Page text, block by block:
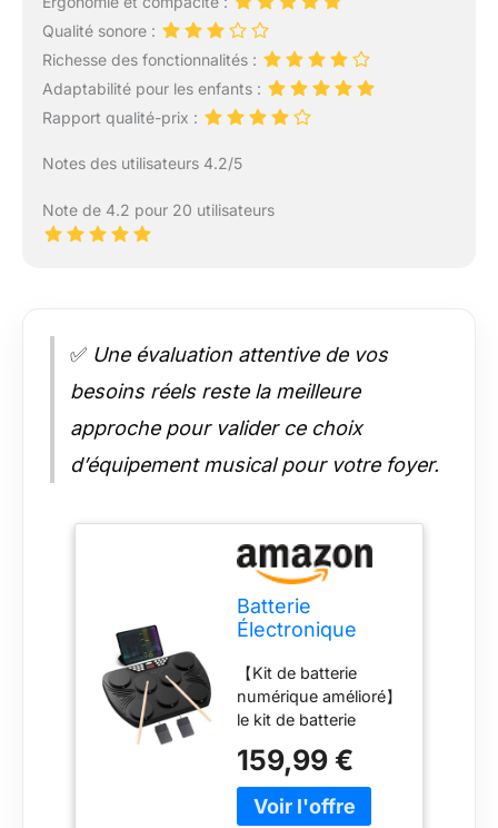
Qualité sonore :
Richesse des fonctionnalités :
Adaptabilité pour les enfants :
Rapport qualité-prix :
Notes des utilisateurs 4.2/5
Note de 4.2 pour 20 utilisateurs
✅ Une évaluation attentive de vos
besoins réels reste la meilleure
approche pour valider ce choix
d’équipement musical pour votre foyer.
Batterie
Électronique
Compact Kit 7
portable Drum
Set à 7
Coussinets avec
Panneau
Numérique
Haut-Parleurs
【Kit de batterie
numérique amélioré】
le kit de batterie
7 en 1 comprend une
gamme complète de
rythmes avec 2
159,99 €